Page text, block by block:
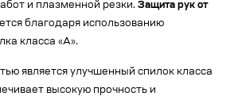
и плазменной резки. Защита рук от
благодаря использованию
класса «А».
является улучшенный спилок класса
высокую прочность и